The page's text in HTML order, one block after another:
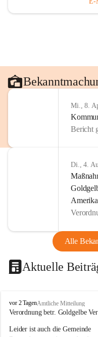
Mi., 8.
Bericht
Di., 4.
Alle
Aktuelle
B
r
i
vor 2 TagenAmtliche Mitteilung
Verordnung betr. Goldgelbe
Leider ist auch die Gemeinde